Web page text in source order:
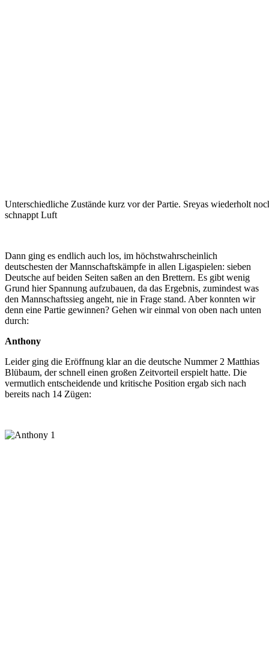
Unterschiedliche Zustände kurz vor der Partie. Sreyas wiederholt
schnappt Luft
Dann ging es endlich auch los, im höchstwahrscheinlich
deutschesten der Mannschaftskämpfe in allen Ligaspielen: sieben
Deutsche auf beiden Seiten saßen an den Brettern. Es gibt wenig
Grund hier Spannung aufzubauen, da das Ergebnis, zumindest was
den Mannschaftssieg angeht, nie in Frage stand. Aber konnten wir
denn eine Partie gewinnen? Gehen wir einmal von oben nach unten
durch:
Anthony
Leider ging die Eröffnung klar an die deutsche Nummer 2 Matthias
Blübaum, der schnell einen großen Zeitvorteil erspielt hatte. Die
vermutlich entscheidende und kritische Position ergab sich nach
bereits nach 14 Zügen: